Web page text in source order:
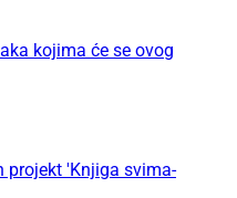
kojima će se ovog
projekt 'Knjiga svima-